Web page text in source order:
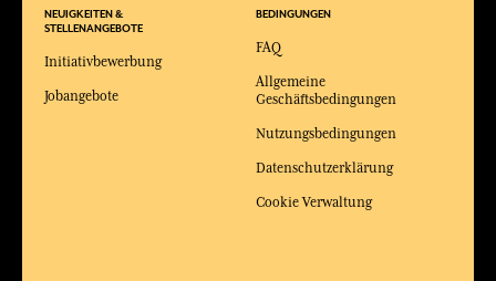
BEDINGUNGEN
FAQ
Allgemeine
Geschäftsbedingungen
Nutzungsbedingungen
Datenschutzerklärung
Cookie Verwaltung
NEUIGKEITEN &
STELLENANGEBOTE
Initiativbewerbung
Jobangebote